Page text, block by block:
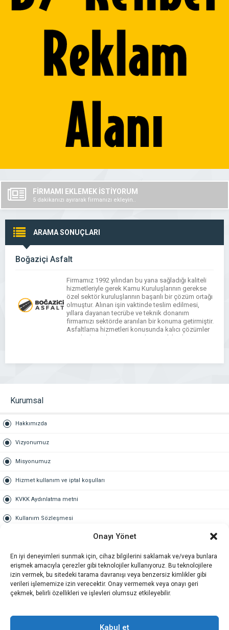
Onayı Yönet
En iyi deneyimleri sunmak için, cihaz bilgilerini saklamak ve/veya bunlara
erişmek amacıyla çerezler gibi teknolojiler kullanıyoruz. Bu teknolojilere
izin vermek, bu sitedeki tarama davranışı veya benzersiz kimlikler gibi
verileri işlememize izin verecektir. Onay vermemek veya onayı geri
çekmek, belirli özellikleri ve işlevleri olumsuz etkileyebilir.
Kabul et
FİRMAMI EKLEMEK İSTİYORUM
5 dakikanızı ayırarak firmanızı ekleyin..
ARAMA SONUÇLARI
Boğaziçi Asfalt
Firmamız 1992 yılından bu yana sağladığı kaliteli
hizmetleriyle gerek Kamu Kuruluşlarının gerekse
özel sektör kuruluşlarının başarılı bir çözüm ortağı
olmuştur. Alınan işin vaktinde teslim edilmesi,
yıllara dayanan tecrübe ve teknik donanım
firmamızı sektörde aranılan bir konuma getirmiştir.
Asfaltlama hizmetleri konusunda kalıcı çözümler
ancak alanında uzman ve deneyimli kişilerin
Kurumsal
Hakkımızda
Vizyonumuz
Misyonumuz
Hizmet kullanım ve iptal koşulları
KVKK Aydınlatma metni
Kullanım Sözleşmesi
Gold üyelik nedir
Kariyer